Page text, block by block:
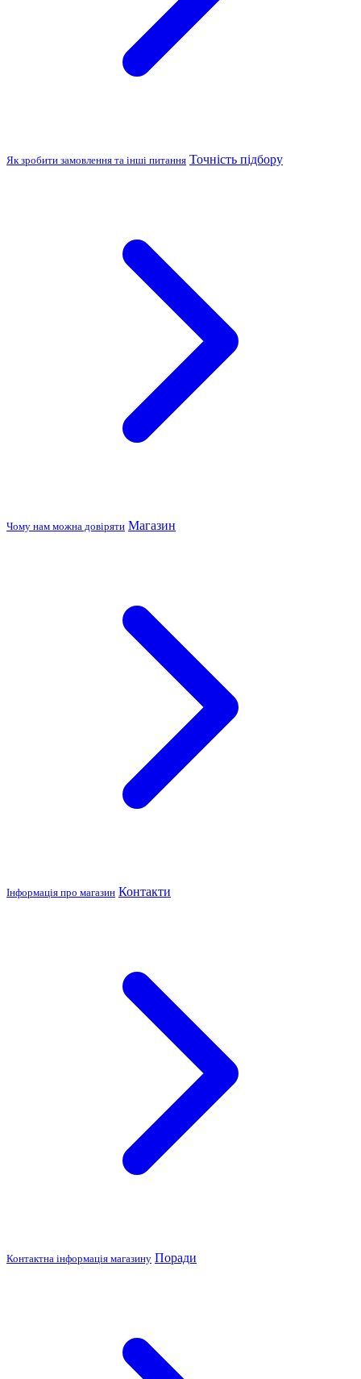
Як зробити замовлення та інші питання Точність підбору
Чому нам можна довіряти Магазин
Інформація про магазин Контакти
Контактна інформація магазину Поради